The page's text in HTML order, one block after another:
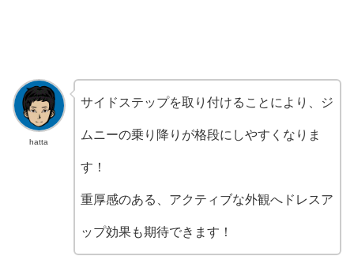
hatta
サイドステップを取り付けることにより、ジ
ムニーの乗り降りが格段にしやすくなりま
す！
重厚感のある、アクティブな外観へドレスア
ップ効果も期待できます！